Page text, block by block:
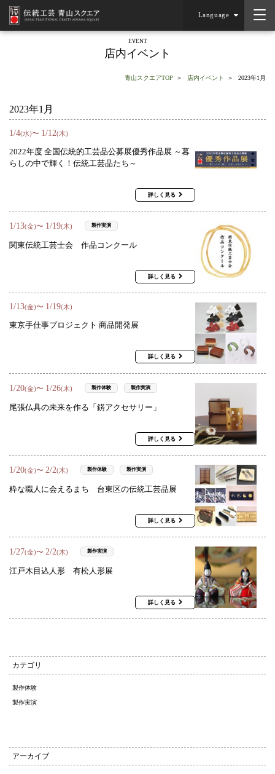
Language
EVENT
店内イベント
青山スクエアTOP 店内イベント 2023年1月
2023年1月
1/4(水)〜 1/12(木)
2022年度 全国伝統的工芸品公募展優秀作品展 ～暮
らしの中で輝く！伝統工芸品たち～
詳しく見る
1/13(金)〜 1/19(木) 製作実演
関東伝統工芸士会 作品コンクール
詳しく見る
1/13(金)〜 1/19(木)
東京手仕事プロジェクト 商品開発展
詳しく見る
1/20(金)〜 1/26(木) 製作体験 製作実演
尾張仏具の未来を作る「錺アクセサリー」
詳しく見る
1/20(金)〜 2/2(木) 製作体験 製作実演
粋な職人に会えるまち 台東区の伝統工芸品展
詳しく見る
1/27(金)〜 2/2(木) 製作実演
江戸木目込人形 有松人形展
詳しく見る
カテゴリ
製作体験
製作実演
アーカイブ